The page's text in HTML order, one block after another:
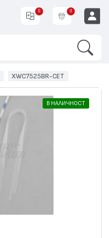
0 0
XWC7525BR-CET
В НАЛИЧНОСТ